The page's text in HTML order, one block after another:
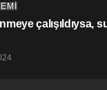
çalışıldıysa,